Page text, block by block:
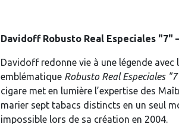
Davidoff Robusto Real Especiales "7"
Davidoff redonne vie à une légende
emblématique Robusto Real Especiales
cigare met en lumière l’expertise des
marier sept tabacs distincts en un seul
impossible lors de sa création en 2004.